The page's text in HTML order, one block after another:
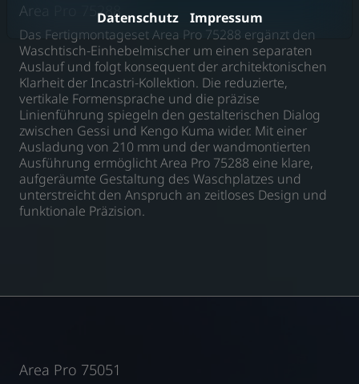
Area Pro 75288
Das Fertigmontageset Area Pro 75288 ergänzt den
Waschtisch-Einhebelmischer um einen separaten
Auslauf und folgt konsequent der architektonischen
Klarheit der Incastri-Kollektion. Die reduzierte,
vertikale Formensprache und die präzise
Linienführung spiegeln den gestalterischen Dialog
zwischen Gessi und Kengo Kuma wider. Mit einer
Ausladung von 210 mm und der wandmontierten
Ausführung ermöglicht Area Pro 75288 eine klare,
aufgeräumte Gestaltung des Waschplatzes und
unterstreicht den Anspruch an zeitloses Design und
funktionale Präzision.
Area Pro 75051
Datenschutz Impressum